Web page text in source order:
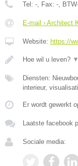
Tel: -, Fax: -,
E-mail › Architect
Website: https://
Hoe wil u leven? ▼
Diensten:
interieur,
Er wordt gewerkt
Laatste facebook
Sociale media: